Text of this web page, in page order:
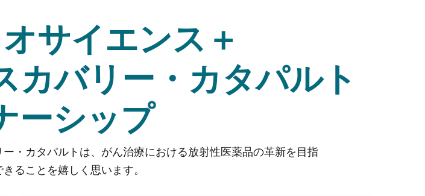
サイエンス＋
カバリー・カタパルト
ーシップ
・カタパルトは、がん治療における放射性医薬品の革新を目指
ることを嬉しく思います。